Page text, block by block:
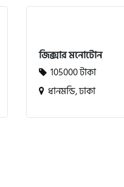
জিক্সার মনোটোন
105000 টাকা
ধানমন্ডি, ঢাকা